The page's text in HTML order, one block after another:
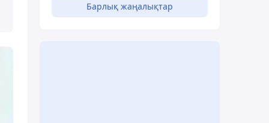
Барлық жаңалықтар